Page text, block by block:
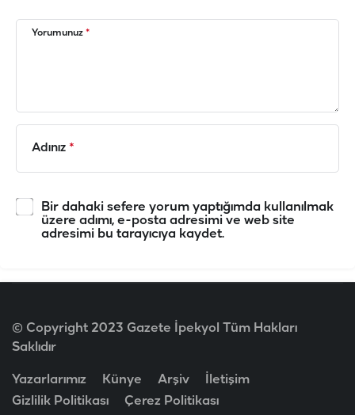
Yorumunuz *
Adınız *
Bir dahaki sefere yorum yaptığımda kullanılmak
üzere adımı, e-posta adresimi ve web site
adresimi bu tarayıcıya kaydet.
© Copyright 2023 Gazete İpekyol Tüm Hakları
Saklıdır
Yazarlarımız Künye Arşiv
İletişim
Gizlilik Politikası
Çerez Politikası